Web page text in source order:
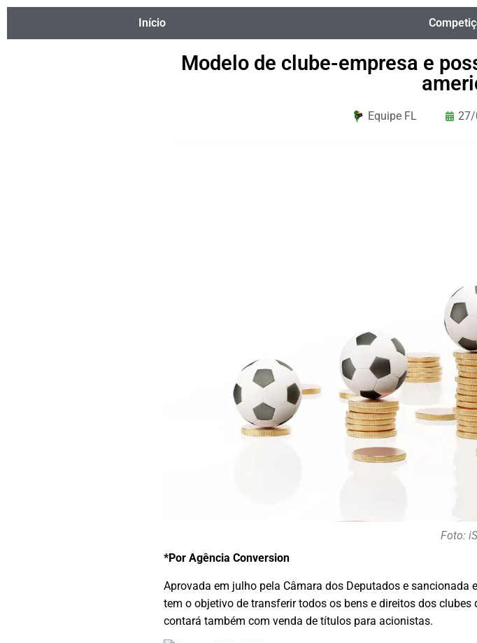
Início
Modelo de clube-empresa e
Equipe FL 27/
Foto:
*Por Agência Conversion
Aprovada em julho pela Câmara dos Deputados e
tem o objetivo de transferir todos os bens e direitos dos
contará também com venda de títulos para acionistas.